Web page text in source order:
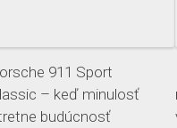
911 Sport
– keď minulosť
budúcnosť